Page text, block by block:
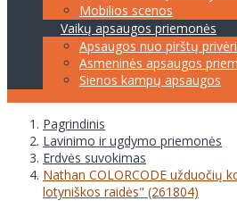
Mobilios scenos
Vaikų apsaugos priemonės
Apsaugos nuo pirštų
Asmeninės apsaugos
Sienos kampų apsaugos
Pagrindinis
Lavinimo ir ugdymo priemonės
Erdvės suvokimas
Nathan COLORCODE užduočių
lotyniškos raidės" (261804)